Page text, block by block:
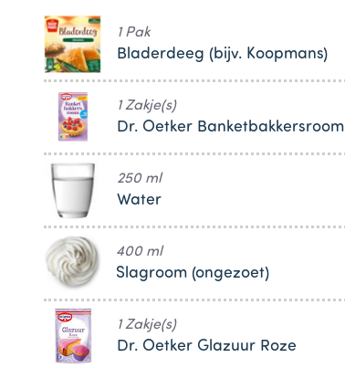
1 Pak
Bladerdeeg (bijv. Koopmans)
1 Zakje(s)
Dr. Oetker Banketbakkersroom
250 ml
Water
400 ml
Slagroom (ongezoet)
1 Zakje(s)
Dr. Oetker Glazuur Roze